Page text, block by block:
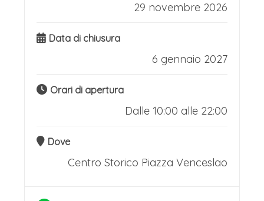
29 novembre 2026
Data di chiusura
6 gennaio 2027
Orari di apertura
Dalle 10:00 alle 22:00
Dove
Centro Storico Piazza Venceslao